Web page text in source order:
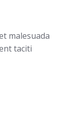
malesuada
taciti